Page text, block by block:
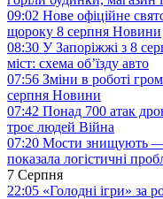
09:02 Нове офіційне
щороку 8 серпня Новини
08:30 У Запоріжжі з 8
міст: схема об’їзду авто
07:56 Зміни в роботі
серпня Новини
07:42 Понад 700 атак
троє людей Війна
07:20 Мости знищують —
показала логістичні
7 Серпня
22:05 «Голодні ігри» за